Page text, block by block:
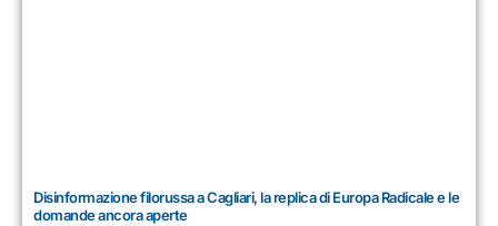
Disinformazione filorussa a Cagliari, la replica di Europa Radicale e le
domande ancora aperte